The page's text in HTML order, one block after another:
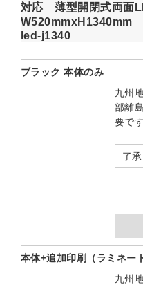
対応 薄型開閉式両面
led-j1340
ブラック 本体のみ
九州
部離
要です
本体+追加印刷（ラミネー
九州